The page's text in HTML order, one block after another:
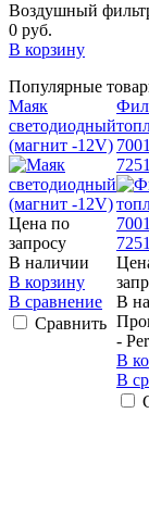
Воздушный
0 руб.
В корзину
Популярные
Маяк
светодиодный
(магнит -12V)
Цена по
запросу
В наличии
В корзину
В сравнение
Сравнить
В
-
В
В